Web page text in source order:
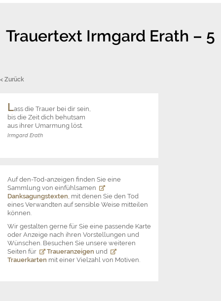
Trauertext Irmgard Erath – 5
< Zurück
Lass die Trauer bei dir sein,
bis die Zeit dich behutsam
aus ihrer Umarmung löst.
Irmgard Erath
Auf den-Tod-anzeigen finden Sie eine
Sammlung von einfühlsamen
Danksagungstexten, mit denen Sie den Tod
eines Verwandten auf sensible Weise mitteilen
können.
Wir gestalten gerne für Sie eine passende Karte
oder Anzeige nach ihren Vorstellungen und
Wünschen. Besuchen Sie unsere weiteren
Seiten für
Traueranzeigen und
Trauerkarten mit einer Vielzahl von Motiven.